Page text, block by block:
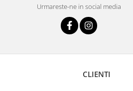
Urmareste-ne in social media
CLIENTI